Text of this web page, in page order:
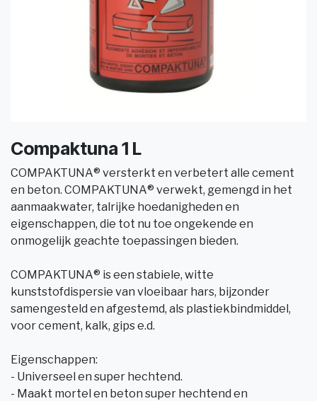
Compaktuna 1 L
COMPAKTUNA® versterkt en verbetert alle cement
en beton. COMPAKTUNA® verwekt, gemengd in het
aanmaakwater, talrijke hoedanigheden en
eigenschappen, die tot nu toe ongekende en
onmogelijk geachte toepassingen bieden.
COMPAKTUNA® is een stabiele, witte
kunststofdispersie van vloeibaar hars, bijzonder
samengesteld en afgestemd, als plastiekbindmiddel,
voor cement, kalk, gips e.d.
Eigenschappen:
- Universeel en super hechtend.
- Maakt mortel en beton super hechtend en